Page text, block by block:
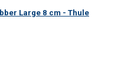
Large 8 cm - Thule